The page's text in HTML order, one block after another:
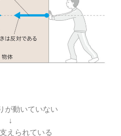
が動いていない
↓
えられている